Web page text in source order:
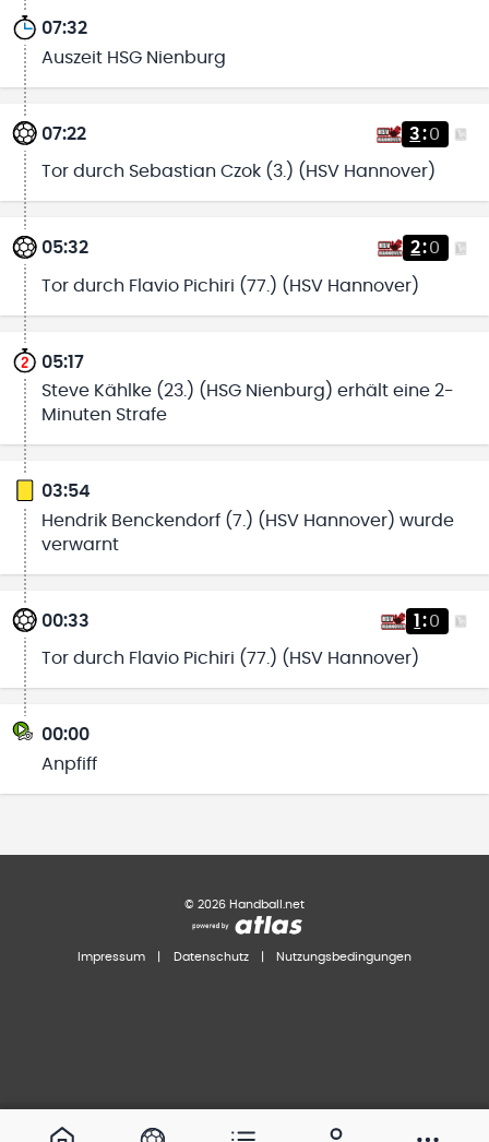
07:32
Auszeit HSG Nienburg
07:22 3:0
Tor durch Sebastian Czok (3.) (HSV Hannover)
05:32 2:0
Tor durch Flavio Pichiri (77.) (HSV Hannover)
05:17
Steve Kählke (23.) (HSG Nienburg) erhält eine 2-
Minuten Strafe
03:54
Hendrik Benckendorf (7.) (HSV Hannover) wurde
verwarnt
00:33 1 :0
Tor durch Flavio Pichiri (77.) (HSV Hannover)
00:00
Anpfiff
© 2026 Handball.net
Impressum Datenschutz Nutzungsbedingungen